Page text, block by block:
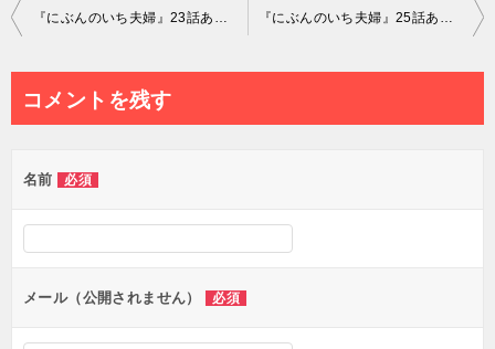
投
ビ
ー
シ
ン
『にぶんのいち夫婦』23話あらすじネタバレ感想！高梨のナースコスプレが可愛い！ 『にぶんのいち夫婦』25話あらすじネタバレ感想！嫉妬心でEDを克服した和真がすごい！
コメントを残す
名前 必須
メール（公開されません） 必須